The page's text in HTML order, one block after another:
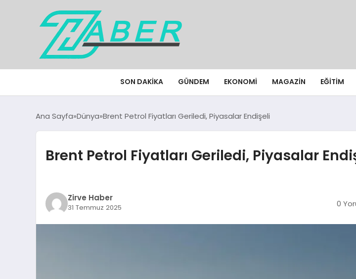
SON DAKIKA GÜNDEM EKONOMI MAGAZIN EĞITIM
Ana Sayfa Dünya Brent Petrol Fiyatları Geriledi, Piyasalar Endişeli
Brent Petrol Fiyatları Geriledi, Piyasalar
Zirve Haber
31 Temmuz 2025 0